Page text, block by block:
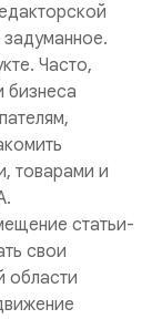
. Часто,
бизнеса
товарами и
статьи-
свои
области